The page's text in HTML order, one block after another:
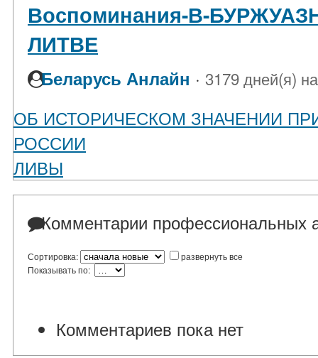
Воспоминания-В-
ЛИТВЕ
Беларусь Анлайн · 3179 дней(я)
ОБ ИСТОРИЧЕСКОМ ЗНАЧЕНИИ
РОССИИ
ЛИВЫ
Комментарии профессиональных
Сортировка:
развернуть все
Показывать по:
Комментариев пока нет